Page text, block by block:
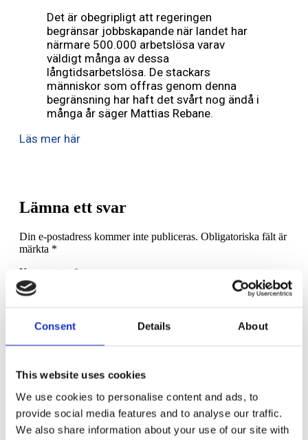
Consent Details About
This website uses cookies
We use cookies to personalise content and ads, to
provide social media features and to analyse our traffic.
We also share information about your use of our site with
Det är obegripligt att regeringen
begränsar jobbskapande när landet har
närmare 500.000 arbetslösa varav
väldigt många av dessa
långtidsarbetslösa. De stackars
människor som offras genom denna
begränsning har haft det svårt nog ändå i
många år säger Mattias Rebane.
Läs mer här
Lämna ett svar
Din e-postadress kommer inte publiceras. Obligatoriska fält är
märkta *
Kommentar *
E-postadress*
Webbplats